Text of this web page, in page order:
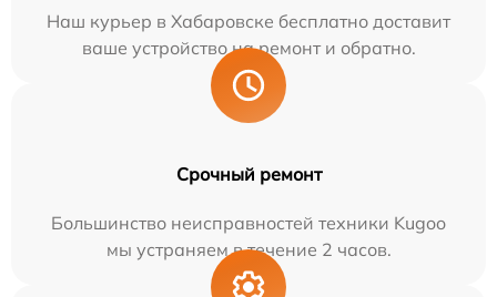
Наш курьер в Хабаровске бесплатно доставит
ваше устройство на ремонт и обратно.
Срочный ремонт
Большинство неисправностей техники Kugoo
мы устраняем в течение 2 часов.